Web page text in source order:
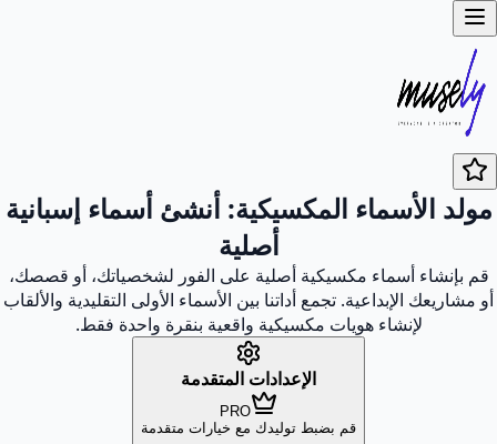
مولد الأسماء المكسيكية: أنشئ أسماء إسبانية
أصلية
قم بإنشاء أسماء مكسيكية أصلية على الفور لشخصياتك، أو قصصك،
أو مشاريعك الإبداعية. تجمع أداتنا بين الأسماء الأولى التقليدية والألقاب
لإنشاء هويات مكسيكية واقعية بنقرة واحدة فقط.
الإعدادات المتقدمة
PRO
قم بضبط توليدك مع خيارات متقدمة